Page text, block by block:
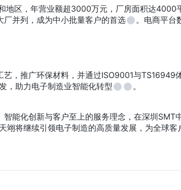
地区，年营业额超3000万元，厂房面积达4000
并列，成为中小批量客户的首选
。电商平台
，推广环保材料，并通过ISO9001与TS16949
，助力电子制造业智能化转型
。
能化创新与客户至上的服务理念，在深圳SMT
将继续引领电子制造的高质量发展，为全球客